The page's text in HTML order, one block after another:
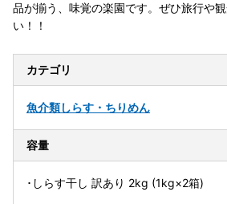
品が揃う、味覚の楽園です。ぜひ旅行や
い！！
カテゴリ
魚介類しらす・ちりめん
容量
･しらす干し 訳あり 2kg (1kg×2箱)